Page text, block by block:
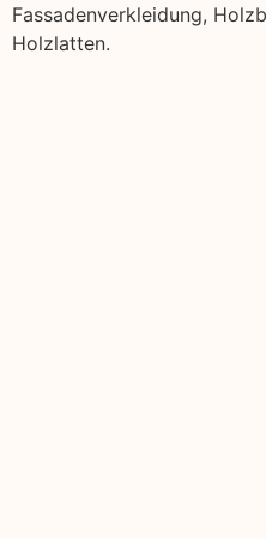
Fassadenverkleidung,
Holzlatten.